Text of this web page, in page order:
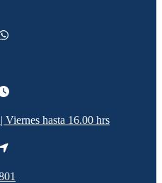
Viernes hasta 16.00 hrs